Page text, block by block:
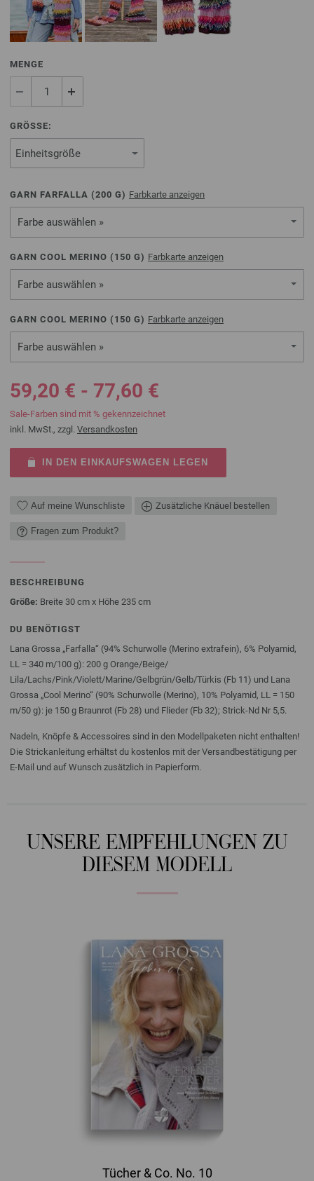
MENGE
GRÖSSE:
GARN FARFALLA (200 G) Farbkarte anzeigen
Farbe auswählen »
GARN COOL MERINO ( 150 G) Farbkarte anzeigen
Farbe auswählen »
GARN COOL MERINO ( 150 G) Farbkarte anzeigen
Farbe auswählen »
59,20 € - 77,60 €
Sale-Farben sind mit % gekennzeichnet
inkl. MwSt., zzgl. Versandkosten
IN DEN EINKAUFSWAGEN LEGEN
Auf meine Wunschliste Zusätzliche Knäuel bestellen
Fragen zum Produkt?
BESCHREIBUNG
Größe: Breite 30 cm x Höhe 235 cm
DU BENÖTIGST
Lana Grossa „Farfalla“ (94% Schurwolle (Merino extrafein), 6% Polyamid,
LL = 340 m/100 g): 200 g Orange/Beige/
Lila/Lachs/Pink/Violett/Marine/Gelbgrün/Gelb/Türkis (Fb 11) und Lana
Grossa „Cool Merino“ (90% Schurwolle (Merino), 10% Polyamid, LL = 150
m/50 g): je 150 g Braunrot (Fb 28) und Flieder (Fb 32); Strick-Nd Nr 5,5.
Nadeln, Knöpfe & Accessoires sind in den Modellpaketen nicht enthalten!
Die Strickanleitung erhältst du kostenlos mit der Versandbestätigung per
E-Mail und auf Wunsch zusätzlich in Papierform.
UNSERE EMPFEHLUNGEN ZU
DIESEM MODELL
Tücher & Co. No. 10